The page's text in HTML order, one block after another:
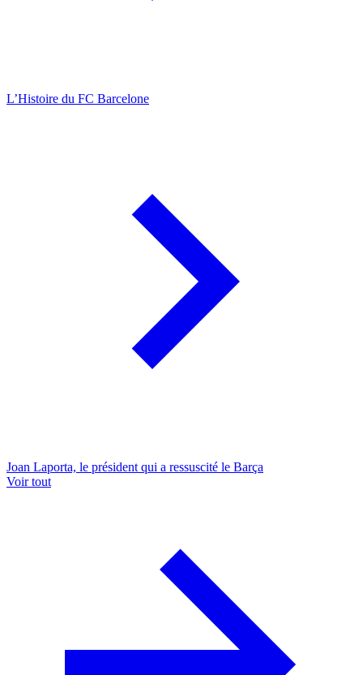
L’Histoire du FC Barcelone
Joan Laporta, le président qui a ressuscité le Barça
Voir tout